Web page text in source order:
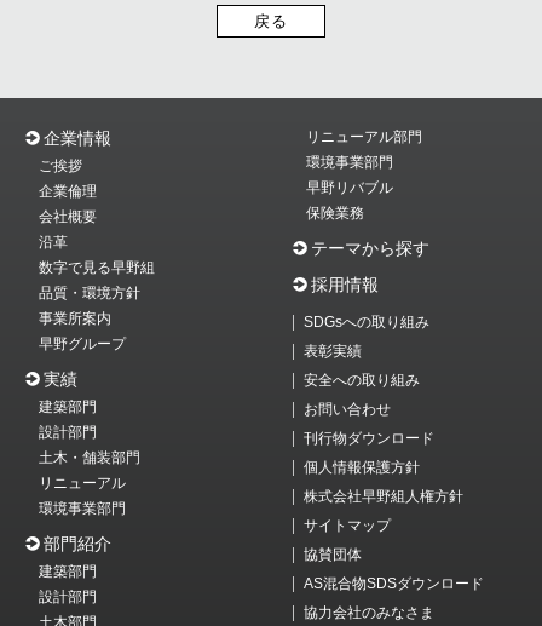
戻る
企業情報
ご挨拶
企業倫理
会社概要
沿革
数字で見る早野組
品質・環境方針
事業所案内
早野グループ
実績
建築部門
設計部門
土木・舗装部門
リニューアル
環境事業部門
部門紹介
建築部門
設計部門
リニューアル部門
環境事業部門
早野リバブル
保険業務
テーマから探す
採用情報
SDGsへの取り組み
表彰実績
安全への取り組み
お問い合わせ
刊行物ダウンロード
個人情報保護方針
株式会社早野組人権方針
サイトマップ
協賛団体
AS混合物SDSダウンロード
協力会社のみなさま